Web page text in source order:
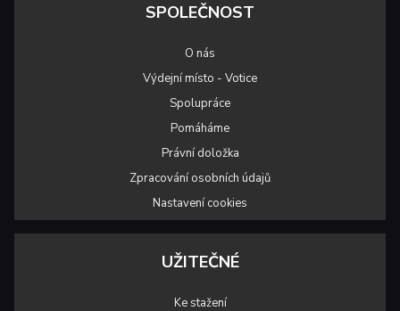
SPOLEČNOST
O nás
Výdejní místo - Votice
Spolupráce
Pomáháme
Právní doložka
Zpracování osobních údajů
Nastavení cookies
UŽITEČNÉ
Ke stažení